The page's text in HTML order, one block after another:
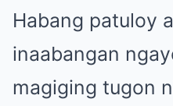
Habang patuloy
inaabangan
magiging tugon